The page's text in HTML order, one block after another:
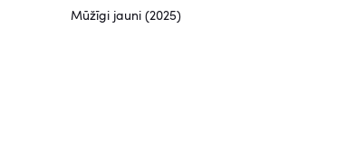
Mūžīgi jauni (2025)